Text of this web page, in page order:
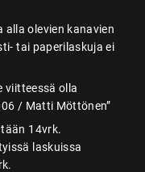
alla olevien kanavien
tai paperilaskuja ei
viitteessä olla
/ Matti Möttönen”
14vrk.
laskuissa